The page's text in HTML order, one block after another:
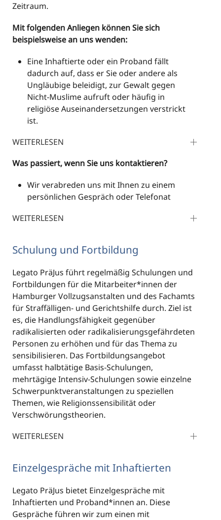
Zeitraum.
Mit folgenden Anliegen können Sie sich
beispielsweise an uns wenden:
Eine Inhaftierte oder ein Proband fällt
dadurch auf, dass er Sie oder andere als
Ungläubige beleidigt, zur Gewalt gegen
Nicht-Muslime aufruft oder häufig in
religiöse Auseinandersetzungen verstrickt
ist.
WEITERLESEN
Was passiert, wenn Sie uns kontaktieren?
Wir verabreden uns mit Ihnen zu einem
persönlichen Gespräch oder Telefonat
WEITERLESEN
Schulung und Fortbildung
Legato PräJus führt regelmäßig Schulungen und
Fortbildungen für die Mitarbeiter*innen der
Hamburger Vollzugsanstalten und des Fachamts
für Straffälligen- und Gerichtshilfe durch. Ziel ist
es, die Handlungsfähigkeit gegenüber
radikalisierten oder radikalisierungsgefährdeten
Personen zu erhöhen und für das Thema zu
sensibilisieren. Das Fortbildungsangebot
umfasst halbtätige Basis-Schulungen,
mehrtägige Intensiv-Schulungen sowie einzelne
Schwerpunktveranstaltungen zu speziellen
Themen, wie Religionssensibilität oder
Verschwörungstheorien.
WEITERLESEN
Einzelgespräche mit Inhaftierten
Legato PräJus bietet Einzelgespräche mit
Inhaftierten und Proband*innen an. Diese
Gespräche führen wir zum einen mit